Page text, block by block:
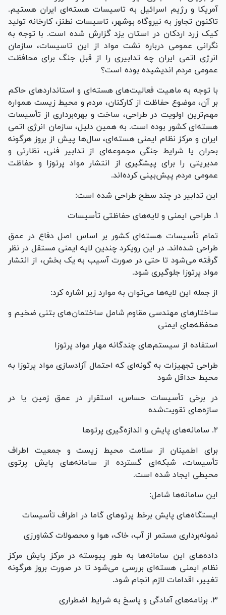
آمریکا و رژیم اسرائیل به تاسیسات هسته‌ای ایران هستیم.
تاکنون تجاوز به نیروگاه بوشهر، تاسیسات نطنز، کارخانه تولید
کیک زرد اردکان در استان یزد گزارش شده است. با توجه به
نگرانی عمومی درباره نشت مواد از این تاسیسات، سازمان
انرژی اتمی ایران چه تدابیری را از قبل جنگ برای محافظت
عمومی مردم اندیشیده بوده است؟
با توجه به ماهیت فعالیت‌های هسته‌ای و استاندارد‌های حاکم
بر آن، موضوع حفاظت از کارکنان، مردم و محیط زیست همواره
مهم‌ترین اولویت در طراحی، ساخت و بهره‌برداری از تأسیسات
هسته‌ای کشور بوده است. به همین دلیل، سازمان انرژی اتمی
ایران و مرکز نظام ایمنی هسته‌ای، سال‌ها پیش از بروز هرگونه
بحران یا شرایط جنگی مجموعه‌ای از تدابیر فنی، نظارتی و
مدیریتی را برای پیشگیری از انتشار مواد پرتوزا و حفاظت
عمومی مردم پیش‌بینی کرده‌اند.
این تدابیر در چند سطح طراحی شده است:
۱. طراحی ایمنی و لایه‌های حفاظتی تأسیسات
تمام تأسیسات هسته‌ای کشور بر اساس اصل دفاع در عمق
طراحی شده‌اند. در این رویکرد چندین لایه ایمنی مستقل در نظر
گرفته می‌شود تا حتی در صورت آسیب به یک بخش، از انتشار
مواد پرتوزا جلوگیری شود.
از جمله این لایه‌ها می‌توان به موارد زیر اشاره کرد:
ساختار‌های مهندسی مقاوم شامل ساختمان‌های بتنی ضخیم و
محفظه‌های ایمنی
استفاده از سیستم‌های چندگانه مهار مواد پرتوزا
طراحی تجهیزات به گونه‌ای که احتمال آزادسازی مواد پرتوزا به
محیط حداقل شود
در برخی تأسیسات حساس، استقرار در عمق زمین یا در
سازه‌های تقویت‌شده
۲. سامانه‌های پایش و اندازه‌گیری پرتو‌ها
برای اطمینان از سلامت محیط زیست و جمعیت اطراف
تأسیسات، شبکه‌ای گسترده از سامانه‌های پایش پرتوی
محیطی ایجاد شده است.
این سامانه‌ها شامل:
ایستگاه‌های پایش برخط پرتو‌های گاما در اطراف تأسیسات
نمونه‌برداری مستمر از آب، خاک، هوا و محصولات کشاورزی
داده‌های این سامانه‌ها به طور پیوسته در مرکز پایش مرکز
نظام ایمنی هسته‌ای بررسی می‌شود تا در صورت بروز هرگونه
تغییر، اقدامات لازم انجام شود.
۳. برنامه‌های آمادگی و پاسخ به شرایط اضطراری